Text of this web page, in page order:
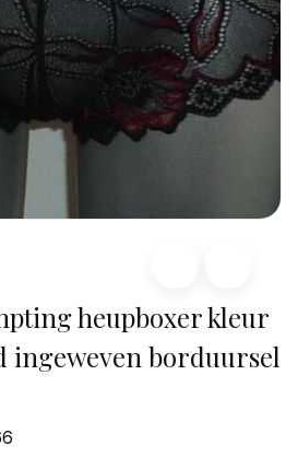
heupboxer kleur
ingeweven borduursel